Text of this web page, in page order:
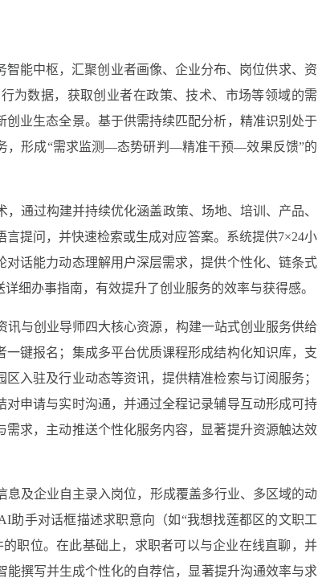
智能中枢，汇聚创业者画像、企业分布、岗位供求、资
为数据，获取创业者在政策、技术、市场等领域的需
业生态全景。基于供需持续匹配分析，精准识别处于
，形成“需求监测—态势研判—精准干预—效果反馈”的
通过构建并持续优化涵盖政策、场地、培训、产品、
提问，并快速检索或生成对应答案。系统提供7×24小
话能力动态理解用户深层需求，提供个性化、链条式
细办事指南，有效提升了创业服务的效率与获得感。
讯与创业导师四大核心资源，构建一站式创业服务供给
键报名；集成多平台优质课程形成结构化知识库，支
入驻及行业动态等资讯，提供精准检索与订阅服务；
申请与实时沟通，并通过全程记录辅导互动形成可持
求，主动推送个性化服务内容，显著提升资源触达效
息及企业自主录入岗位，形成覆盖多行业、多区域的动
助手对话框描述求职意向（如“我想找莲都区的文职工
职位。在此基础上，求职者可以与企业在线直聊，并
撰写并生成个性化的自荐信，显著提升沟通效率与求